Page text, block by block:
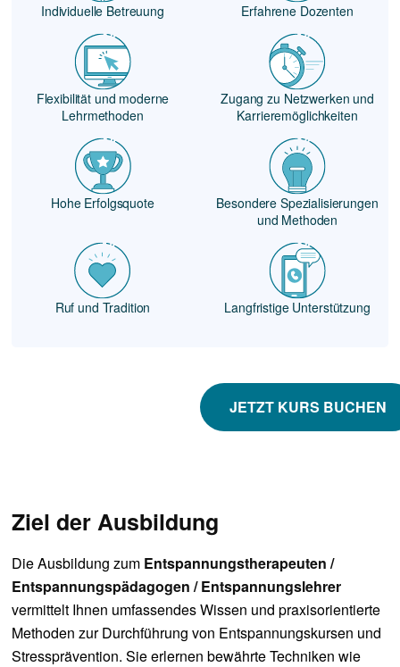
Individuelle Betreuung Erfahrene Dozenten
Flexibilität und moderne
Lehrmethoden
Zugang zu Netzwerken und
Karrieremöglichkeiten
Hohe Erfolgsquote
Besondere Spezialisierungen
und Methoden
Ruf und Tradition Langfristige Unterstützung
JETZT KURS BUCHEN
Ziel der Ausbildung
Die Ausbildung zum Entspannungstherapeuten /
Entspannungspädagogen / Entspannungslehrer
vermittelt Ihnen umfassendes Wissen und praxisorientierte
Methoden zur Durchführung von Entspannungskursen und
Stressprävention. Sie erlernen bewährte Techniken wie